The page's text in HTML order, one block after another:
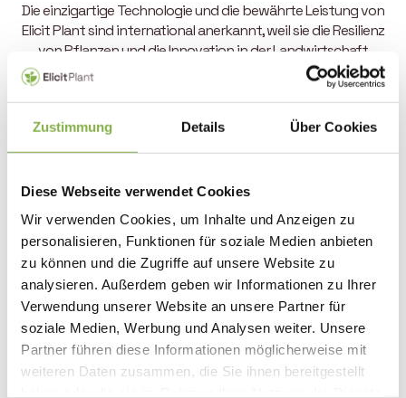
Zustimmung Details Über Cookies
Diese Webseite verwendet Cookies
Wir verwenden Cookies, um Inhalte und Anzeigen zu
personalisieren, Funktionen für soziale Medien anbieten
zu können und die Zugriffe auf unsere Website zu
analysieren. Außerdem geben wir Informationen zu Ihrer
Verwendung unserer Website an unsere Partner für
soziale Medien, Werbung und Analysen weiter. Unsere
Partner führen diese Informationen möglicherweise mit
weiteren Daten zusammen, die Sie ihnen bereitgestellt
Die einzigartige Technologie und die bewährte Leistung von
Elicit Plant sind international anerkannt, weil sie die Resilienz
von Pflanzen und die Innovation in der Landwirtschaft
Entdecken Sie unsere Auszeichnungen